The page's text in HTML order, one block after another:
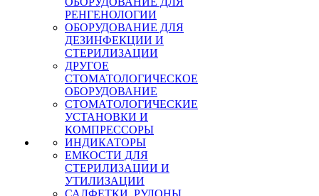
РЕНГЕНОЛОГИИ
ОБОРУДОВАНИЕ ДЛЯ
ДЕЗИНФЕКЦИИ И
СТЕРИЛИЗАЦИИ
ДРУГОЕ
СТОМАТОЛОГИЧЕСКОЕ
ОБОРУДОВАНИЕ
СТОМАТОЛОГИЧЕСКИЕ
УСТАНОВКИ И
КОМПРЕССОРЫ
ИНДИКАТОРЫ
ЕМКОСТИ ДЛЯ
СТЕРИЛИЗАЦИИ И
УТИЛИЗАЦИИ
САЛФЕТКИ, РУЛОНЫ,